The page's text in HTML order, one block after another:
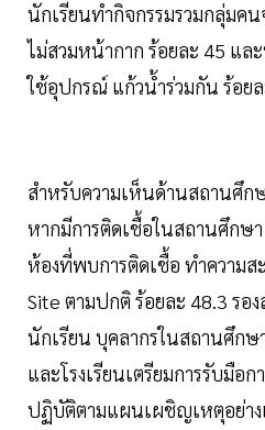
นักเรียนทำกิจกรรมรวมกลุ่มค
ไม่สวมหน้ากาก ร้อยละ 45 แ
ใช้อุปกรณ์ แก้วน้ำร่วมกัน ร้อย
สำหรับความเห็นด้านสถานศึกษ
หากมีการติดเชื้อในสถานศึกษ
ห้องที่พบการติดเชื้อ ทำความส
Site ตามปกติ ร้อยละ 48.3 รอง
นักเรียน บุคลากรในสถานศึกษ
และโรงเรียนเตรียมการรับมือ
ปฏิบัติตามแผนเผชิญเหตุอย่าง